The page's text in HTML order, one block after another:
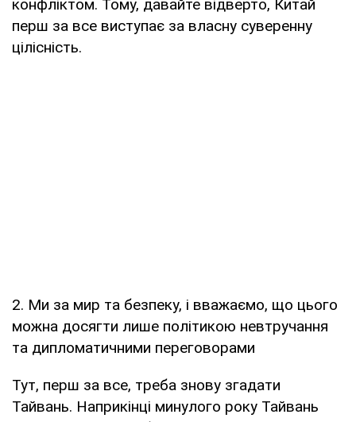
конфліктом. Тому, давайте відверто, Китай
перш за все виступає за власну суверенну
цілісність.
2. Ми за мир та безпеку, і вважаємо, що цього
можна досягти лише політикою невтручання
та дипломатичними переговорами
Тут, перш за все, треба знову згадати
Тайвань. Наприкінці минулого року Тайвань